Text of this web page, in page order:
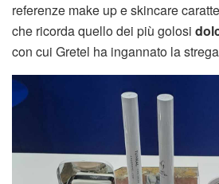
referenze make up e skincare
che ricorda quello dei più golosi
con cui Gretel ha ingannato la